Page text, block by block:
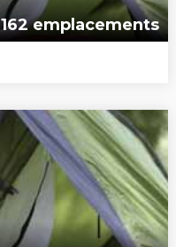
162 emplacements